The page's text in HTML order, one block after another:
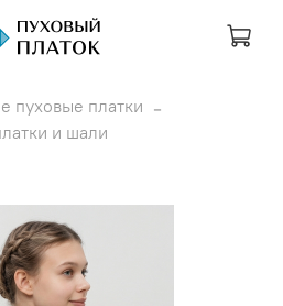
пуховые платки
и шали